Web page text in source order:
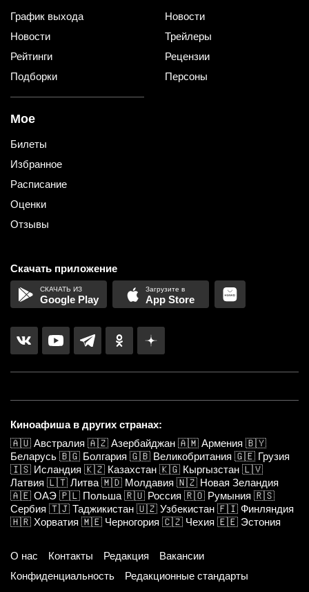
График выхода
Новости
Рейтинги
Подборки
Новости
Трейлеры
Рецензии
Персоны
Мое
Билеты
Избранное
Расписание
Оценки
Отзывы
Скачать приложение
Google Play App Store
Киноафиша в других странах:
🇦🇺 Австралия 🇦🇿 Азербайджан 🇦🇲 Армения 🇧🇾
Беларусь 🇧🇬 Болгария 🇬🇧 Великобритания 🇬🇪 Грузия
🇮🇸 Исландия 🇰🇿 Казахстан 🇰🇬 Кыргызстан 🇱🇻
Латвия 🇱🇹 Литва 🇲🇩 Молдавия 🇳🇿 Новая Зеландия
🇦🇪 ОАЭ 🇵🇱 Польша 🇷🇺 Россия 🇷🇴 Румыния 🇷🇸
Сербия 🇹🇯 Таджикистан 🇺🇿 Узбекистан 🇫🇮 Финляндия
🇭🇷 Хорватия 🇲🇪 Черногория 🇨🇿 Чехия 🇪🇪 Эстония
О нас Контакты Редакция
Вакансии
Конфиденциальность
Редакционные стандарты